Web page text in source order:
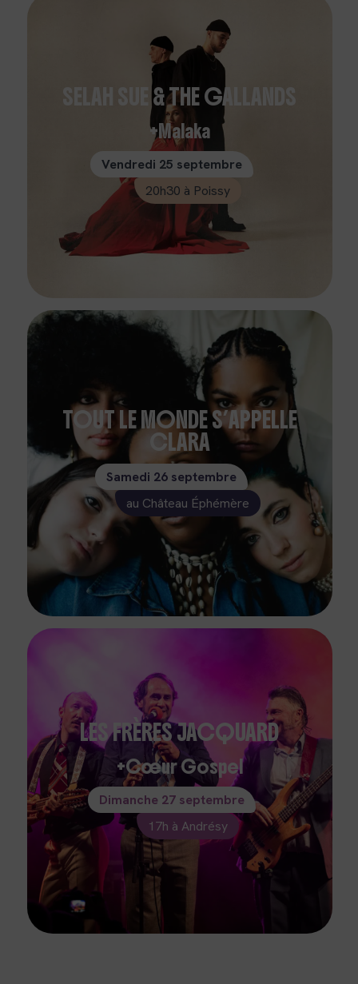
SELAH SUE & THE GALLANDS
Malaka
Vendredi 25 septembre
20h30 à Poissy
TOUT LE MONDE S’APPELLE
CLARA
Samedi 26 septembre
au Château Éphémère
LES FRÈRES JACQUARD
Cœur Gospel
Dimanche 27 septembre
17h à Andrésy